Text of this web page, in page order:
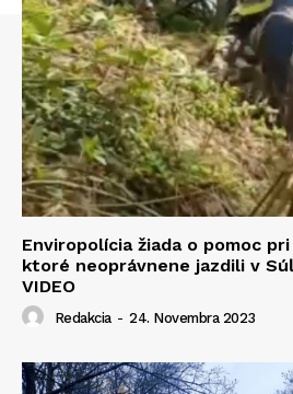
Enviropolícia žiada o pomoc
ktoré neoprávnene jazdili v
VIDEO
Redakcia - 24. Novembra 2023